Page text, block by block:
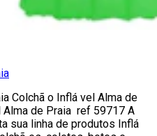
Colchã o Inflá vel Alma de
Alma de Praia ref 59717 A
sua linha de produtos Inflá